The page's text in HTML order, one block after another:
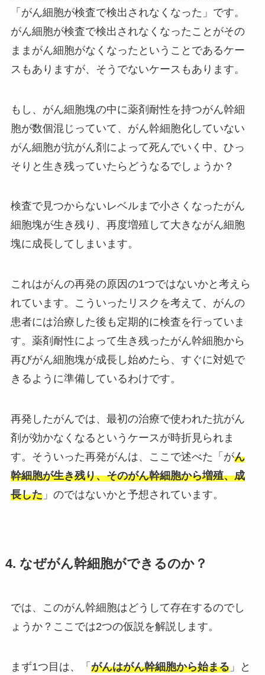
「がん細胞が検査で検出されなくなった」です。
がん細胞が検査で検出されなくなったことがその
ままがん細胞がなくなったということであるケー
スもありますが、そうでないケースもあります。
もし、がん細胞塊の中に薬剤耐性を持つがん幹細
胞が数個混じっていて、がん幹細胞化していない
がん細胞が抗がん剤によって死んでいく中、ひっ
そりと生き残っていたらどうなるでしょうか？
検査で見つからないレベルまで小さくなったがん
細胞塊が生き残り、再度増殖して大きながん細胞
塊に成長してしまいます。
これはがんの再発の原因の1つではないかと考えら
れています。こういったリスクを考えて、がんの
患者には治療した後も定期的に検査を行っていま
す。薬剤耐性によって生き残ったがん幹細胞から
再びがん細胞塊が成長し始めたら、すぐに対処で
きるように準備しているわけです。
再発したがんでは、最初の治療で使われた抗がん
剤が効かなくなるというケースが時折見られま
す。そういった再発がんは、ここで述べた「がん
幹細胞が生き残り、そのがん幹細胞から増殖、成
長した」のではないかと予想されています。
4. なぜがん幹細胞ができるのか？
では、このがん幹細胞はどうして存在するのでし
ょうか？ここでは2つの仮説を解説します。
まず1つ目は、「 がんはがん幹細胞から始まる」と